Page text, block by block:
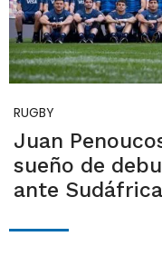
RUGBY
Juan
sueño de
ante Sudáfrica